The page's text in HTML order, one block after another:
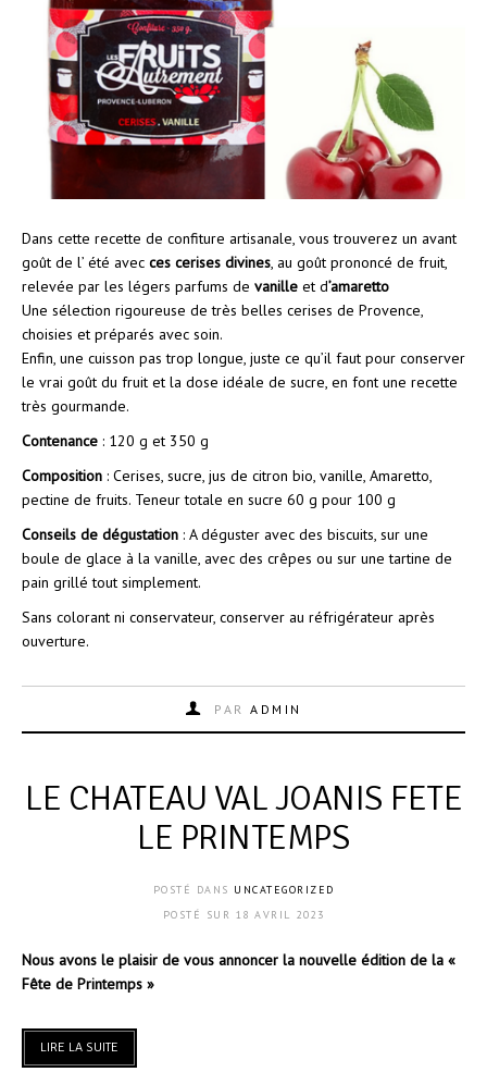
Dans cette recette de confiture artisanale, vous trouverez un avant
goût de l’ été avec ces cerises divines, au goût prononcé de fruit,
relevée par les légers parfums de vanille et d’amaretto
Une sélection rigoureuse de très belles cerises de Provence,
choisies et préparés avec soin.
Enfin, une cuisson pas trop longue, juste ce qu’il faut pour conserver
le vrai goût du fruit et la dose idéale de sucre, en font une recette
très gourmande.
Contenance : 120 g et 350 g
Composition : Cerises, sucre, jus de citron bio, vanille, Amaretto,
pectine de fruits. Teneur totale en sucre 60 g pour 100 g
Conseils de dégustation : A déguster avec des biscuits, sur une
boule de glace à la vanille, avec des crêpes ou sur une tartine de
pain grillé tout simplement.
Sans colorant ni conservateur, conserver au réfrigérateur après
ouverture.
PAR ADMIN
LE CHATEAU VAL JOANIS FETE
LE PRINTEMPS
POSTÉ DANS UNCATEGORIZED
POSTÉ SUR 18 AVRIL 2023
Nous avons le plaisir de vous annoncer la nouvelle édition de la «
Fête de Printemps »
LIRE LA SUITE